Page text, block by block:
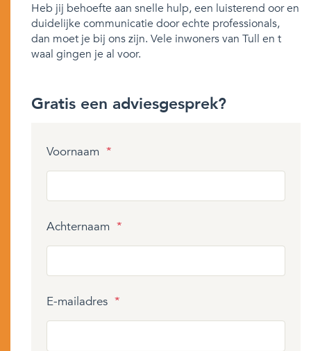
Heb jij behoefte aan snelle hulp, een luisterend oor en
duidelijke communicatie door echte professionals,
dan moet je bij ons zijn. Vele inwoners van Tull en t
waal gingen je al voor.
Gratis een adviesgesprek?
Voornaam *
Achternaam *
E-mailadres *